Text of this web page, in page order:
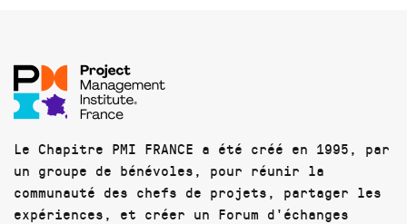
Le Chapitre PMI FRANCE a été créé en 1995, par
un groupe de bénévoles, pour réunir la
communauté des chefs de projets, partager les
expériences, et créer un Forum d'échanges